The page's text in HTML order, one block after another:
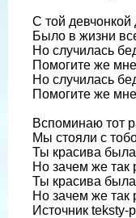
С той
Было в жизни
Но случилась
Помогите же
Но случилась
Помогите же
Вспоминаю тот
Мы стояли с
Ты красива
Но зачем же так
Ты красива
Но зачем же так
Источник teksty-